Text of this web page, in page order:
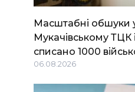
Масштабні обшуки
Мукачівському ТЦК
списано 1000
06.08.2026